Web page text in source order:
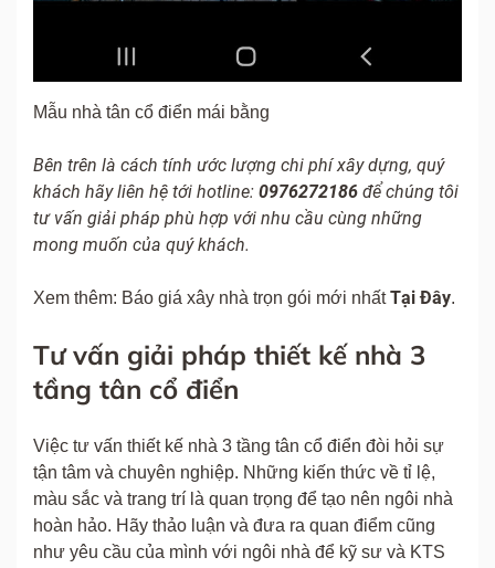
Mẫu nhà tân cổ điển mái bằng
Bên trên là cách tính ước lượng chi phí xây dựng, quý
khách hãy liên hệ tới hotline: 0976272186 để chúng tôi
tư vấn giải pháp phù hợp với nhu cầu cùng những
mong muốn của quý khách.
Xem thêm: Báo giá xây nhà trọn gói mới nhấtTại Đây.
Tư vấn giải pháp thiết kế nhà 3
tầng tân cổ điển
Việc tư vấn thiết kế nhà 3 tầng tân cổ điển đòi hỏi sự
tận tâm và chuyên nghiệp. Những kiến thức về tỉ lệ,
màu sắc và trang trí là quan trọng để tạo nên ngôi nhà
hoàn hảo. Hãy thảo luận và đưa ra quan điểm cũng
như yêu cầu của mình với ngôi nhà để kỹ sư và KTS